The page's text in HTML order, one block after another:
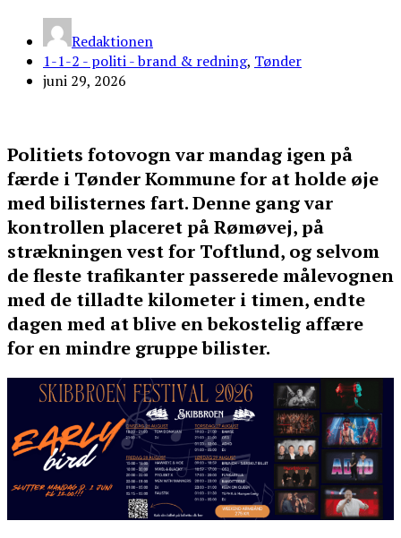
Redaktionen
1-1-2 - politi - brand & redning, Tønder
juni 29, 2026
Politiets fotovogn var mandag igen på
færde i Tønder Kommune for at holde øje
med bilisternes fart. Denne gang var
kontrollen placeret på Rømøvej, på
strækningen vest for Toftlund, og selvom
de fleste trafikanter passerede målevognen
med de tilladte kilometer i timen, endte
dagen med at blive en bekostelig affære
for en mindre gruppe bilister.